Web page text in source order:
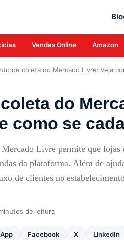
Vendas Online Amazon
de coleta do Mercado Livre: veja
do
como se
Livre permite que lojas
da plataforma. Além de
de clientes no
de leitura
Facebook X LinkedIn